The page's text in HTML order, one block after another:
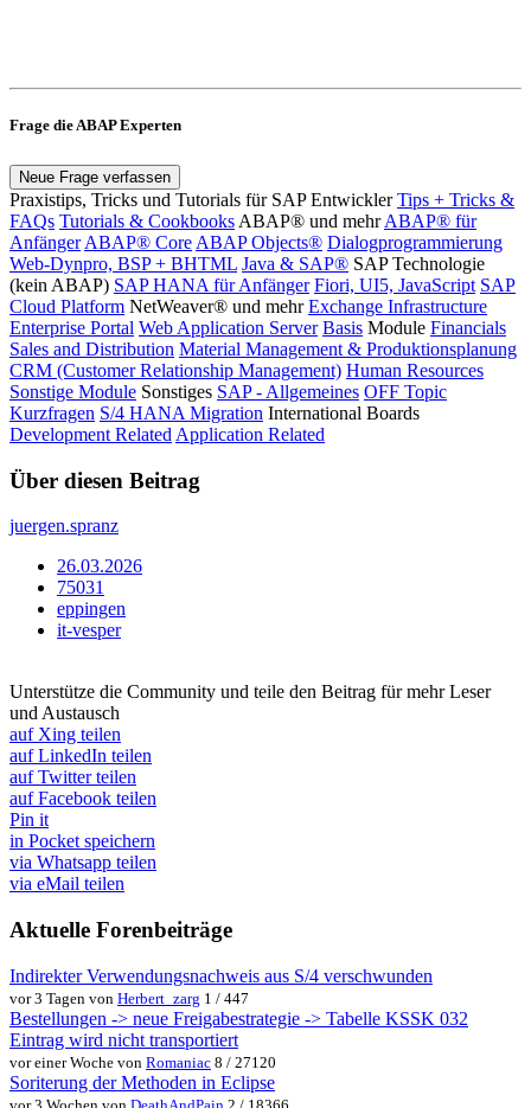
Frage die ABAP Experten
Neue Frage verfassen
Praxistips, Tricks und Tutorials für SAP Entwickler Tips + Tricks &
FAQs Tutorials & Cookbooks ABAP® und mehr ABAP® für
Anfänger ABAP® Core ABAP Objects® Dialogprogrammierung
Web-Dynpro, BSP + BHTML Java & SAP® SAP Technologie
(kein ABAP) SAP HANA für Anfänger Fiori, UI5, JavaScript SAP
Cloud Platform NetWeaver® und mehr Exchange Infrastructure
Enterprise Portal Web Application Server Basis Module Financials
Sales and Distribution Material Management & Produktionsplanung
CRM (Customer Relationship Management) Human Resources
Sonstige Module Sonstiges SAP - Allgemeines OFF Topic
Kurzfragen S/4 HANA Migration International Boards
Development Related Application Related
Über diesen Beitrag
juergen.spranz
26.03.2026
75031
eppingen
it-vesper
Unterstütze die Community und teile den Beitrag für mehr Leser
und Austausch
auf Xing teilen
auf LinkedIn teilen
auf Twitter teilen
auf Facebook teilen
Pin it
in Pocket speichern
via Whatsapp teilen
via eMail teilen
Aktuelle Forenbeiträge
Indirekter Verwendungsnachweis aus S/4 verschwunden
vor 3 Tagen von Herbert_zarg 1 / 447
Bestellungen -> neue Freigabestrategie -> Tabelle KSSK 032
Eintrag wird nicht transportiert
vor einer Woche von Romaniac 8 / 27120
Soriterung der Methoden in Eclipse